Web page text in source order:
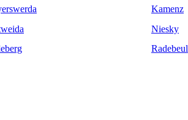
Kamenz
Niesky
Radebeul